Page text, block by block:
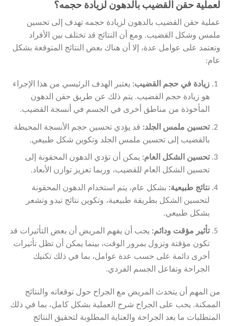
لعملية حقن القضيب بالدهون لزيادة حجمه؟
عملية حقن القضيب بالدهون لزيادة حجمه تهدف إلى تحسين
ملمس وشكل القضيب. ومع أن النتائج قد تختلف بين الأفراد
وتعتمد على عوامل عدة، إلا أن هناك بعض النتائج المتوقعة بشكل
عام:
زيادة في حجم القضيب: يعتبر الهدف الرئيسي من هذا الإجراء
هو زيادة حجم القضيب. يتم ذلك عن طريق حقن الدهون
المأخوذة من مناطق أخرى في الجسم في أنسجة القضيب.
تحسين ملمس الجلد: قد يؤدي تحسين حجم الأنسجة المحيطة
بالقضيب إلى تحسين ملمس الجلد وتكوين شكل طبيعي.
تحسين الشكل العام: يمكن أن تؤدي الدهون المحقونة إلى
تحسين الشكل العام للقضيب، وربما تعزيز توازن الأبعاد.
نتائج طبيعية: بشكل عام، يتم استخدام الدهون المحقونة
لتحسين الشكل بطريقة طبيعية، وتكوين نتائج تبدو وتشعر
بشكل طبيعي.
تأثير مؤقت ودائم: يجب أن يفهم المريض أن بعض التأثيرات قد
تكون مؤقتة وتزول بمرور الوقت، بينما يمكن أن تظل تأثيرات
أخرى دائمة على حسب عدة عوامل، بما في ذلك تكنيك
الجراحة وتفاعل الجسم الفردي.
من المهم أن يتحدث المريض مع الجراح حول توقعاته والنتائج
الممكنة. يجب على الجراح شرح العملية بشكل كامل، بما في ذلك
المتطلبات ما بعد الجراحة والعناية المطلوبة لتحقيق النتائج